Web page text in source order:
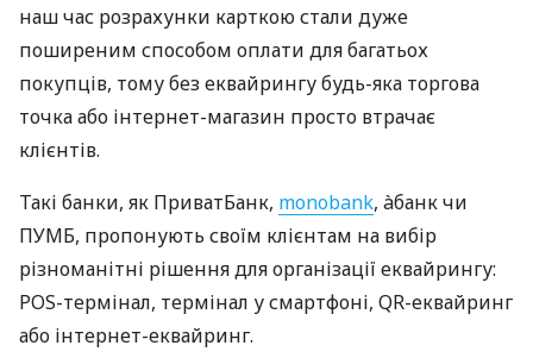
наш час розрахунки карткою стали дуже
поширеним способом оплати для багатьох
покупців, тому без еквайрингу будь-яка торгова
точка або інтернет-магазин просто втрачає
клієнтів.
Такі банки, як ПриватБанк, monobank, àбанк чи
ПУМБ, пропонують своїм клієнтам на вибір
різноманітні рішення для організації еквайрингу:
POS-термінал, термінал у смартфоні, QR-еквайринг
або інтернет-еквайринг.